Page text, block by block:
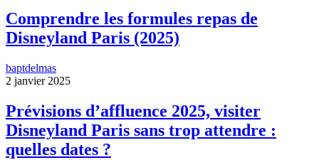
Comprendre les formules repas de
Disneyland Paris (2025)
baptdelmas
2 janvier 2025
Prévisions d’affluence 2025, visiter
Disneyland Paris sans trop attendre :
quelles dates ?